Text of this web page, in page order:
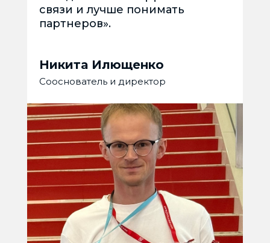
связи и лучше понимать
партнеров».
Никита Илющенко
Сооснователь и директор